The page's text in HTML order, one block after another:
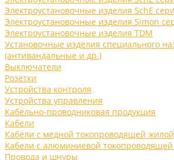
Электроустановочные изделия SchE
Электроустановочные изделия Simon
Электроустановочные изделия TDM
Установочные изделия специального
(антивандальные и др.)
Выключатели
Розетки
Устройства контроля
Устройства управления
Кабельно-проводниковая продукция
Кабели
Кабели с медной токопроводящей жилой
Кабели с алюминиевой
Провода и шнуры